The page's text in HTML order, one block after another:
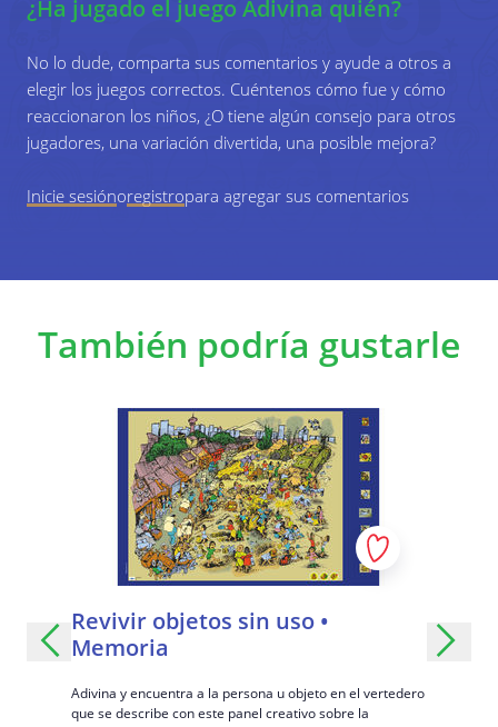
¿Ha jugado el juego Adivina quién?
No lo dude, comparta sus comentarios y ayude a otros a
elegir los juegos correctos. Cuéntenos cómo fue y cómo
reaccionaron los niños, ¿O tiene algún consejo para otros
jugadores, una variación divertida, una posible mejora?
Inicie sesiónoregistropara agregar sus comentarios
También podría gustarle
Revivir objetos sin uso •
Memoria
Adivina y encuentra a la persona u objeto en el vertedero
que se describe con este panel creativo sobre la